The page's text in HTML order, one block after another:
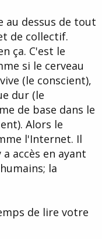
au dessus de tout
de collectif.
ça. C'est le
si le cerveau
(le conscient),
dur (le
de base dans le
Alors le
l'Internet. Il
accès en ayant
la
de lire votre